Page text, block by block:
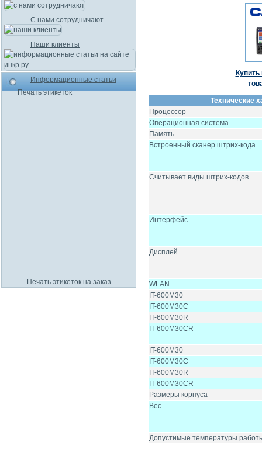
Технические
Процессор
Операционная система
Память
Встроенный сканер штрих-кода
Считывает виды штрих-кодов
Интерфейс
Дисплей
WLAN
IT-600M30
IT-600M30C
IT-600M30R
IT-600M30CR
IT-600M30
IT-600M30C
IT-600M30R
IT-600M30CR
Размеры корпуса
Вес
Допустимые температуры
С нами сотрудничают
Наши клиенты
Информационные статьи
Печать этикеток
Печать этикеток на заказ